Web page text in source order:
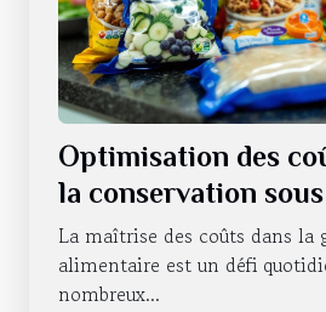
Optimisation des
la conservation
produits
La maîtrise des coûts dans la
alimentaire est un défi
nombreux...